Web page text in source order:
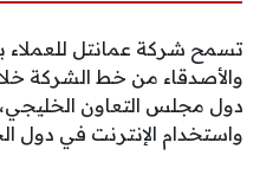
تسمح شركة عمانتل للعملاء
والأصدقاء من خط الشركة
دول مجلس التعاون الخليجي،
واستخدام الإنترنت في دول